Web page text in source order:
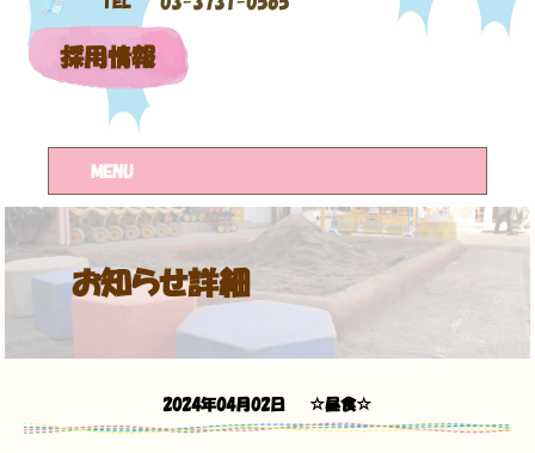
採用情報
MENU
お知らせ詳細
2024年04月02日 ☆昼食☆